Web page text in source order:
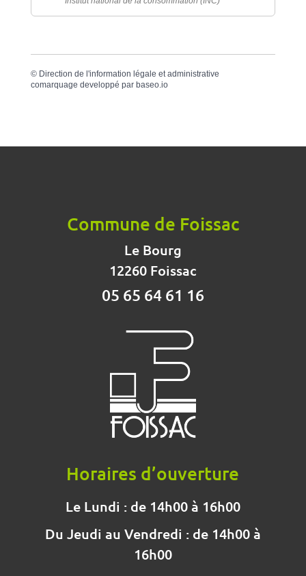
© Direction de l'information légale et administrative
comarquage developpé par baseo.io
Commune de Foissac
Le Bourg
12260 Foissac
05 65 64 61 16
Horaires d’ouverture
Le Lundi : de 14h00 à 16h00
Du Jeudi au Vendredi : de 14h00 à
16h00